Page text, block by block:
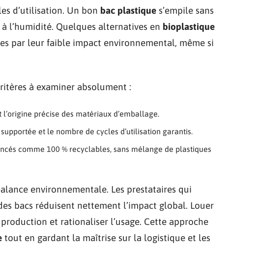
d’utilisation. Un bon bac plastique s’empile sans
l’humidité. Quelques alternatives en bioplastique
par leur faible impact environnemental, même si
à examiner absolument :
précise des matériaux d’emballage.
et le nombre de cycles d’utilisation garantis.
comme 100 % recyclables, sans mélange de plastiques
environnementale. Les prestataires qui
bacs réduisent nettement l’impact global. Louer
et rationaliser l’usage. Cette approche
tout en gardant la maîtrise sur la logistique et les